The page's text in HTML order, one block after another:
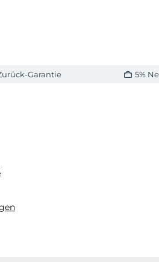
Garantie 5%